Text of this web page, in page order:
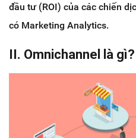
đầu tư (ROI) của các chiến
có Marketing Analytics.
II. Omnichannel là gì?